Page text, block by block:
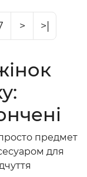
> >|
предмет
для